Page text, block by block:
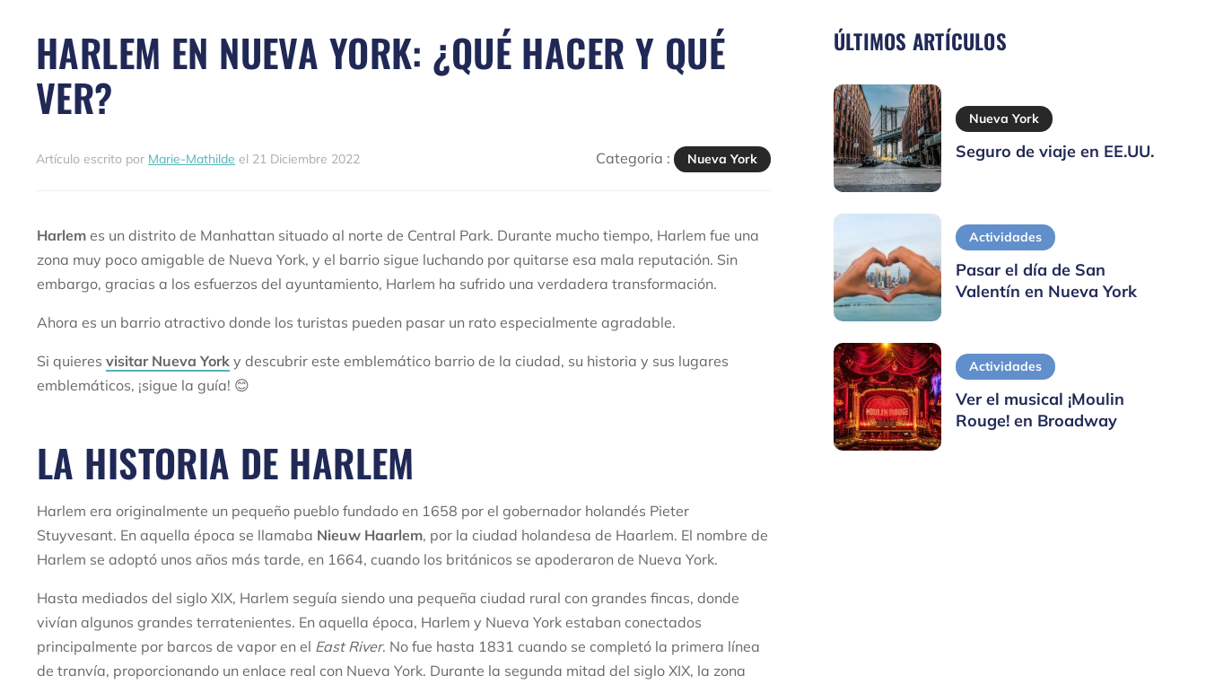
HARLEM EN NUEVA YORK: ¿QUÉ HACER Y QUÉ
VER?
Artículo escrito por Marie-Mathilde el 21 Diciembre 2022 Categoria : Nueva York
Harlem es un distrito de Manhattan situado al norte de Central Park. Durante mucho tiempo, Harlem fue una
zona muy poco amigable de Nueva York, y el barrio sigue luchando por quitarse esa mala reputación. Sin
embargo, gracias a los esfuerzos del ayuntamiento, Harlem ha sufrido una verdadera transformación.
Ahora es un barrio atractivo donde los turistas pueden pasar un rato especialmente agradable.
Si quieres visitar Nueva York y descubrir este emblemático barrio de la ciudad, su historia y sus lugares
emblemáticos, ¡sigue la guía! 😊
LA HISTORIA DE HARLEM
Harlem era originalmente un pequeño pueblo fundado en 1658 por el gobernador holandés Pieter
Stuyvesant. En aquella época se llamaba Nieuw Haarlem, por la ciudad holandesa de Haarlem. El nombre de
Harlem se adoptó unos años más tarde, en 1664, cuando los británicos se apoderaron de Nueva York.
Hasta mediados del siglo XIX, Harlem seguía siendo una pequeña ciudad rural con grandes fincas, donde
vivían algunos grandes terratenientes. En aquella época, Harlem y Nueva York estaban conectados
principalmente por barcos de vapor en el East River. No fue hasta 1831 cuando se completó la primera línea
de tranvía, proporcionando un enlace real con Nueva York. Durante la segunda mitad del siglo XIX, la zona
ÚLTIMOS ARTÍCULOS
Nueva York
Seguro de viaje en EE.UU.
Actividades
Pasar el día de San
Valentín en Nueva York
Actividades
Ver el musical ¡Moulin
Rouge! en Broadway